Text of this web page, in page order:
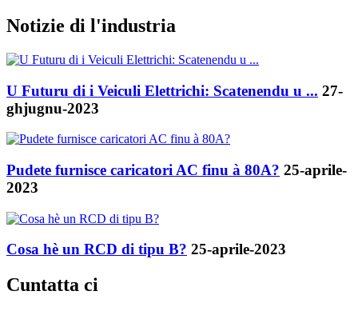
Notizie di l'industria
U Futuru di i Veiculi Elettrichi: Scatenendu u ... 27-
ghjugnu-2023
Pudete furnisce caricatori AC finu à 80A? 25-aprile-
2023
Cosa hè un RCD di tipu B? 25-aprile-2023
Cuntatta ci